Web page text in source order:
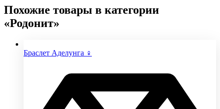
Похожие товары в категории
«Родонит»
Браслет Аделунга ♀